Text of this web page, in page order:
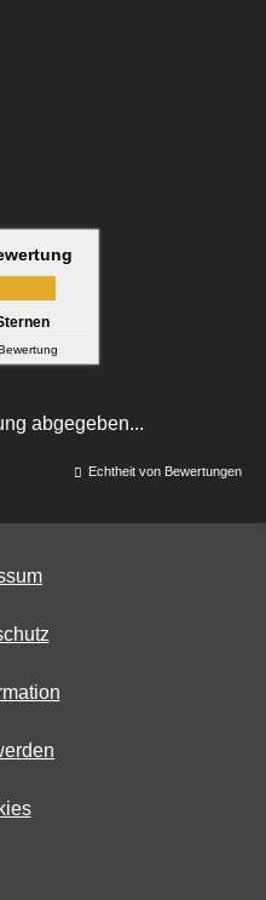
abgegeben...
Echtheit von Bewertungen